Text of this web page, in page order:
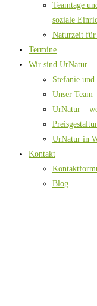
Teamtage
soziale
Naturzeit für
Termine
Wir sind UrNatur
Stefanie
Unser Team
UrNatur –
UrNatur in
Kontakt
Blog